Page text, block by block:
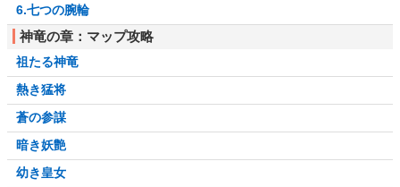
6.七つの腕輪
神竜の章：マップ攻略
祖たる神竜
熱き猛将
蒼の参謀
暗き妖艶
幼き皇女